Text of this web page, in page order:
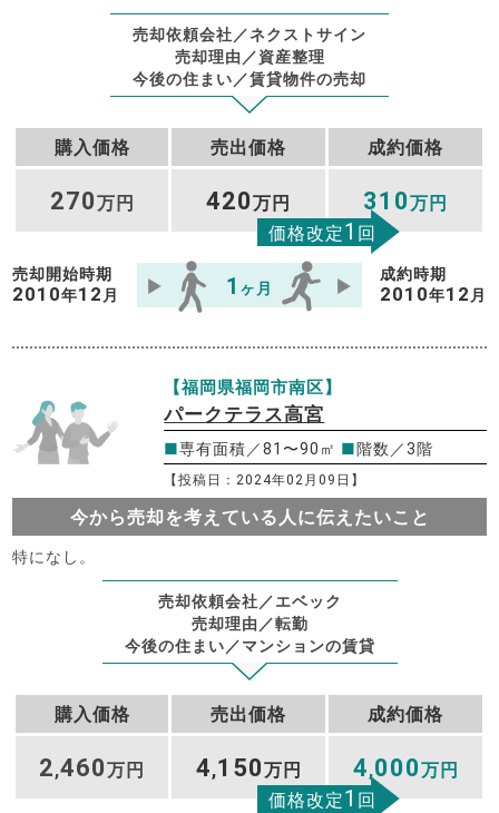
売却依頼会社／ネクストサイン
売却理由／資産整理
今後の住まい／賃貸物件の売却
購入価格 売出価格 成約価格
270万円 420万円 310万円
価格改定1 回
売却開始時期
2010年12 月 1 ヶ月
成約時期
2010年12 月
【福岡県福岡市南区】
パークテラス高宮
■専有面積／81〜90㎡ ■階数／3階
【投稿日：2024年02月09日】
今から売却を考えている人に伝えたいこと
特になし。
売却依頼会社／エベック
売却理由／転勤
今後の住まい／マンションの賃貸
購入価格 売出価格 成約価格
2,460万円 4,150万円 4,000万円
価格改定1 回